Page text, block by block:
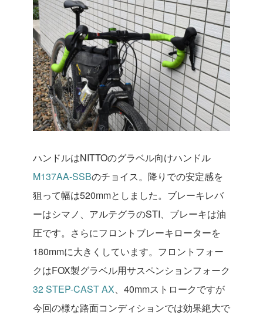
ハンドルはNITTOのグラベル向けハンドル
M137AA-SSBのチョイス。降りでの安定感を
狙って幅は520mmとしました。ブレーキレバ
ーはシマノ、アルテグラのSTI、ブレーキは油
圧です。さらにフロントブレーキローターを
180mmに大きくしています。フロントフォー
クはFOX製グラベル用サスペンションフォーク
32 STEP-CAST AX、40mmストロークですが
今回の様な路面コンディションでは効果絶大で